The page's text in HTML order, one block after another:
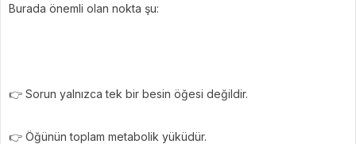
Burada önemli olan nokta şu:
👉 Sorun yalnızca tek bir besin öğesi değildir.
👉 Öğünün toplam metabolik yüküdür.